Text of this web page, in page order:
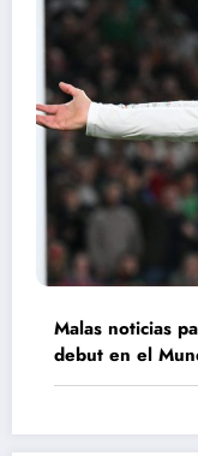
Malas noticias
debut en el